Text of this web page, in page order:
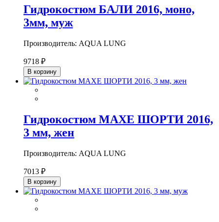
Гидрокостюм БАЛИ 2016, моно,
3мм, муж
Производитель: AQUA LUNG
9718 ₽
В корзину
Гидрокостюм МАХЕ ШОРТИ 2016,
3 мм, жен
Производитель: AQUA LUNG
7013 ₽
В корзину